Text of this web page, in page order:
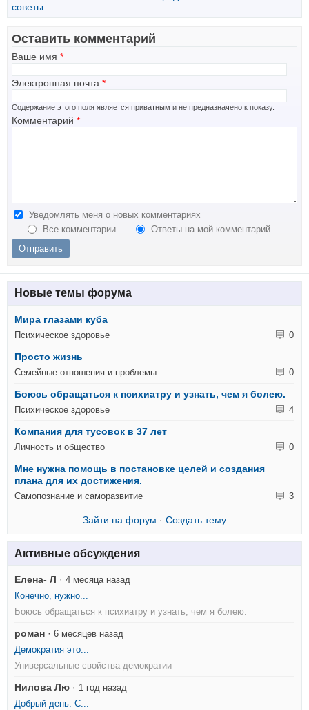
советы
Оставить комментарий
Ваше имя *
Электронная почта *
Содержание этого поля является приватным и не предназначено к показу.
Комментарий *
Уведомлять меня о новых комментариях
Все комментарии
Ответы на мой комментарий
Новые темы форума
Мира глазами куба
Психическое здоровье 0
Просто жизнь
Семейные отношения и проблемы 0
Боюсь обращаться к психиатру и узнать, чем я болею.
Психическое здоровье 4
Компания для тусовок в 37 лет
Личность и общество 0
Мне нужна помощь в постановке целей и создания
плана для их достижения.
Самопознание и саморазвитие 3
Зайти на форум · Создать тему
Активные обсуждения
Елена- Л ·4 месяца назад
Конечно, нужно...
Боюсь обращаться к психиатру и узнать, чем я болею.
роман ·6 месяцев назад
Демократия это...
Универсальные свойства демократии
Нилова Лю · 1 год назад
Добрый день. С...